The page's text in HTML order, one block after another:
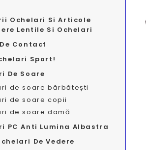
Ochelari Si Articole
Lentile Si Ochelari
Contact
Sport!
De Soare
de soare bărbătești
de soare copii
de soare damă
PC Anti Lumina Albastra
De Vedere